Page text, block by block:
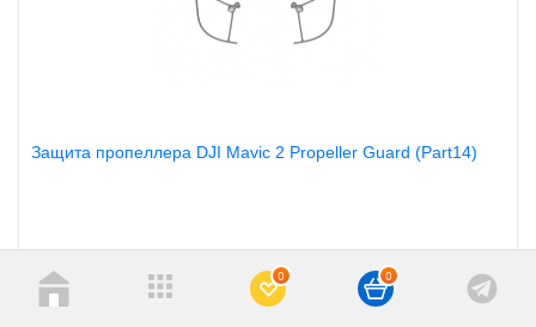
Защита пропеллера DJI Mavic 2 Propeller Guard (Part14)
Артикул: 964530 0 0